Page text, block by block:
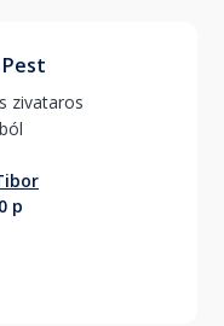
zivataros
p